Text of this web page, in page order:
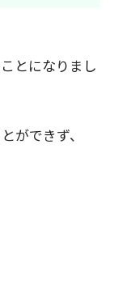
とになりまし
ができず、